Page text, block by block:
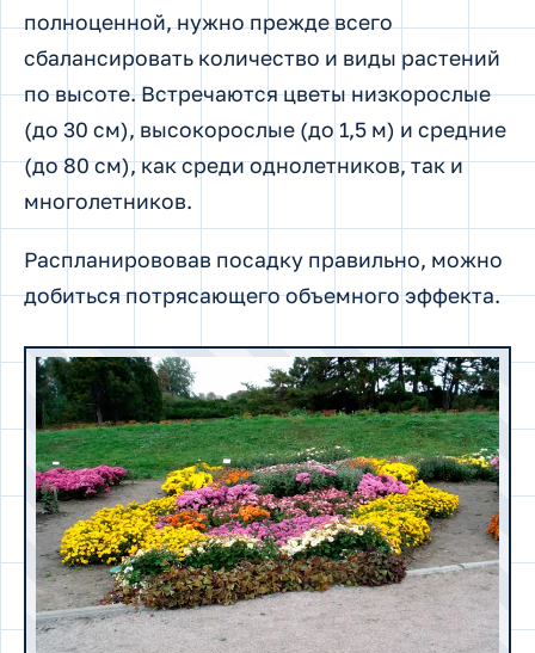
полноценной, нужно прежде всего
сбалансировать количество и виды растений
по высоте. Встречаются цветы низкорослые
(до 30 см), высокорослые (до 1,5 м) и средние
(до 80 см), как среди однолетников, так и
многолетников.
Распланирововав посадку правильно, можно
добиться потрясающего объемного эффекта.